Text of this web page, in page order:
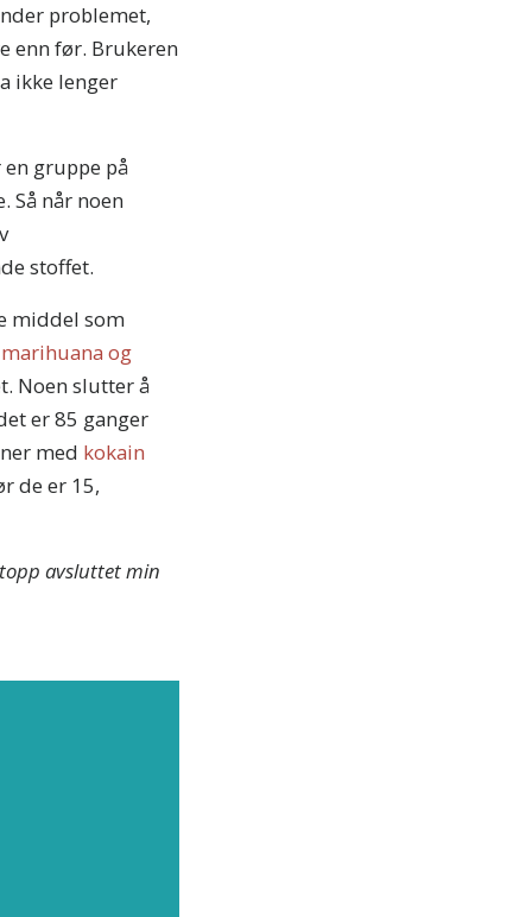
problemet,
enn før. Brukeren
ikke lenger
gruppe på
Så når noen
stoffet.
middel som
marihuana og
Noen slutter å
er 85 ganger
med kokain
de er 15,
avsluttet min